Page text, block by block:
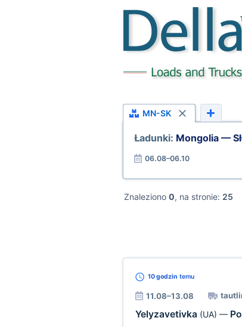
MN-SK
Ładunki: Mongolia —
06.08–06.10
Znaleziono 0, na stronie: 25
10 godzin temu
11.08–13.08
Yelyzavetivka (UA) —